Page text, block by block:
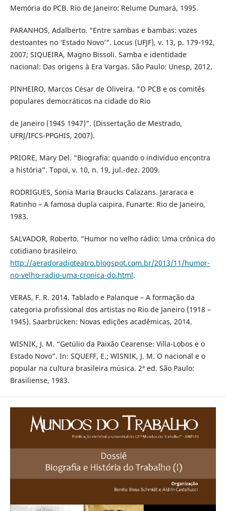
Memória do PCB. Rio de Janeiro: Relume Dumará, 1995.
PARANHOS, Adalberto. “Entre sambas e bambas: vozes
destoantes no ‘Estado Novo’". Locus (UFJF), v. 13, p. 179-192,
2007; SIQUEIRA, Magno Bissoli. Samba e identidade
nacional: Das origens à Era Vargas. São Paulo: Unesp, 2012.
PINHEIRO, Marcos César de Oliveira. "O PCB e os comitês
populares democráticos na cidade do Rio
de Janeiro (1945 1947)". (Dissertação de Mestrado,
UFRJ/IFCS-PPGHIS, 2007).
PRIORE, Mary Del. “Biografia: quando o indivíduo encontra
a história”. Topoi, v. 10, n. 19, jul.-dez. 2009.
RODRIGUES, Sonia Maria Braucks Calazans. Jararaca e
Ratinho – A famosa dupla caipira. Funarte: Rio de Janeiro,
1983.
SALVADOR, Roberto. “Humor no velho rádio: Uma crônica do
cotidiano brasileiro.
http://aeradoradioteatro.blogspot.com.br/2013/11/humor-
no-velho-radio-uma-cronica-do.html.
VERAS, F. R. 2014. Tablado e Palanque – A formação da
categoria profissional dos artistas no Rio de Janeiro (1918 –
1945). Saarbrücken: Novas edições acadêmicas, 2014.
WISNIK, J. M. “Getúlio da Paixão Cearense: Villa-Lobos e o
Estado Novo”. In: SQUEFF, E.; WISNIK, J. M. O nacional e o
popular na cultura brasileira música. 2ª ed. São Paulo:
Brasiliense, 1983.